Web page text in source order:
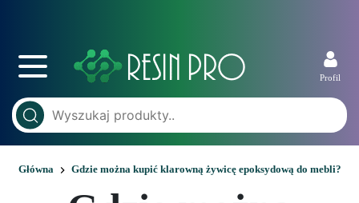
Profil
Główna Gdzie można kupić klarowną żywicę epoksydową do mebli?